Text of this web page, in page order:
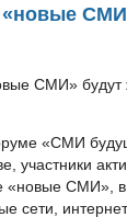
«СМИ
участники
«новые СМИ»,
сети,